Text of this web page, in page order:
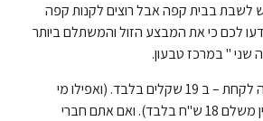
לשבת בבית קפה אבל רוצים לקנות קפה
לכם כי את המבצע הזול והמשתלם ביותר
" במרכז טבעון.
הם מוכרים קפה ומאפה לקחת – ב 19 שקלים בלבד. (ואפילו מי
שיושב במסעדה ומזמין משלם 18 ש"ח בלבד). ואם אתם חברי